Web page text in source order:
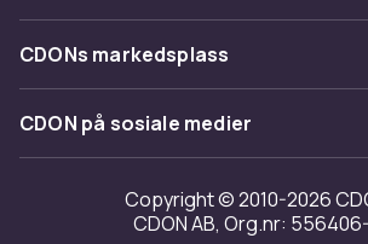
Tilbakekallinger
Varemerker
Om oss
Kundeanmeldelser
Jobbe på CDON
Investor relations
Tilgjengelighet
CDONs markedsplass
Merchant Help Center
CDON på sosiale medier
Copyright © 2010-2026
CDON AB, Org.nr: